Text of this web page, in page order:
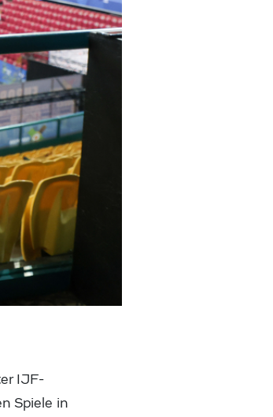
IJF-
Spiele in